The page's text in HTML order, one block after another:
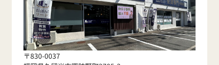
〒830-0037